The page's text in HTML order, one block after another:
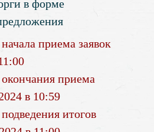
в форме
приема заявок
приема
в 10:59
итогов